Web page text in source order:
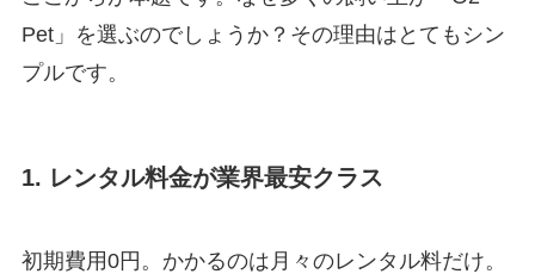
Pet」を選ぶのでしょうか？その理由はとてもシン
プルです。
1. レンタル料金が業界最安クラス
初期費用0円。かかるのは月々のレンタル料だけ。